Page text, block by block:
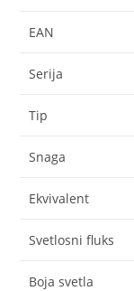
EAN
Serija
Tip
Snaga
Ekvivalent
Svetlosni fluks
Boja svetla